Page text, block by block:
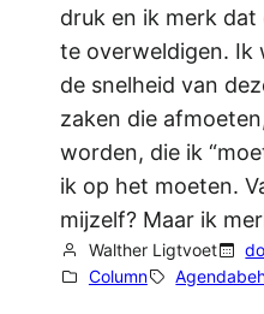
druk en ik merk
te overweldigen. Ik
de snelheid van
zaken die
worden, die ik
ik op het moeten.
mijzelf? Maar ik
Walther Ligtvoet
Column